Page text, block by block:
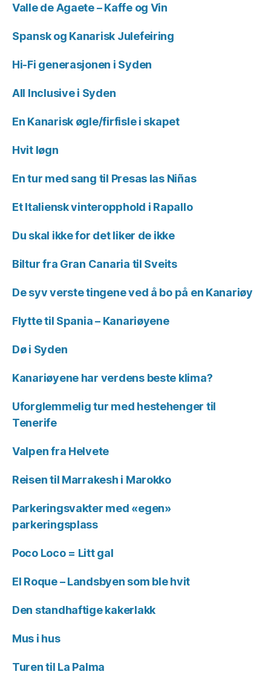
Valle de Agaete – Kaffe og Vin
Spansk og Kanarisk Julefeiring
Hi-Fi generasjonen i Syden
All Inclusive i Syden
En Kanarisk øgle/firfisle i skapet
Hvit løgn
En tur med sang til Presas las Niñas
Et Italiensk vinteropphold i Rapallo
Du skal ikke for det liker de ikke
Biltur fra Gran Canaria til Sveits
De syv verste tingene ved å bo på en Kanariøy
Flytte til Spania – Kanariøyene
Dø i Syden
Kanariøyene har verdens beste klima?
Uforglemmelig tur med hestehenger til
Tenerife
Valpen fra Helvete
Reisen til Marrakesh i Marokko
Parkeringsvakter med «egen»
parkeringsplass
Poco Loco = Litt gal
El Roque – Landsbyen som ble hvit
Den standhaftige kakerlakk
Mus i hus
Turen til La Palma